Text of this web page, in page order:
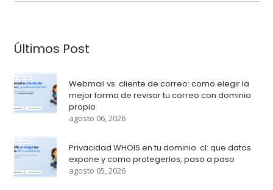
Últimos Post
Webmail vs. cliente de correo: como elegir la
mejor forma de revisar tu correo con dominio
propio
agosto 06, 2026
Privacidad WHOIS en tu dominio .cl: que datos
expone y como protegerlos, paso a paso
agosto 05, 2026